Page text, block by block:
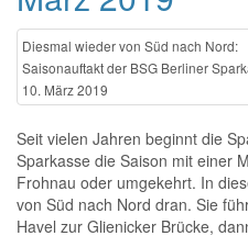
Diesmal wieder von Süd nach Nord:
Saisonauftakt der BSG Berliner
10. März 2019
Seit vielen Jahren beginnt die
Sparkasse die Saison mit einer
Frohnau oder umgekehrt. In
von Süd nach Nord dran. Sie
Havel zur Glienicker Brücke,